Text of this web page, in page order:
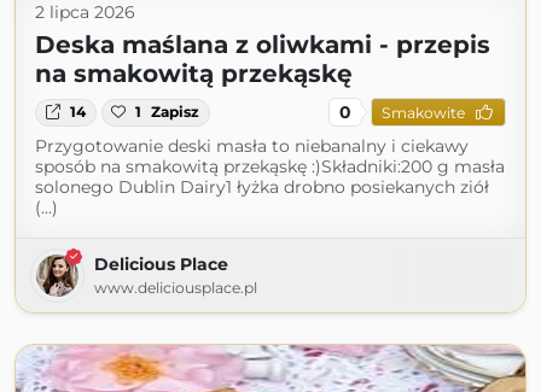
2 lipca 2026
Deska maślana z oliwkami - przepis
na smakowitą przekąskę
14 1 Zapisz 0 Smakowite
Przygotowanie deski masła to niebanalny i ciekawy
sposób na smakowitą przekąskę :)Składniki:200 g masła
solonego Dublin Dairy1 łyżka drobno posiekanych ziół
(...)
Delicious Place
www.deliciousplace.pl